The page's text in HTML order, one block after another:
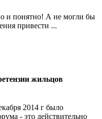
и понятно! А не могли бы
привести ...
жильцов
2014 г было
- это действительно